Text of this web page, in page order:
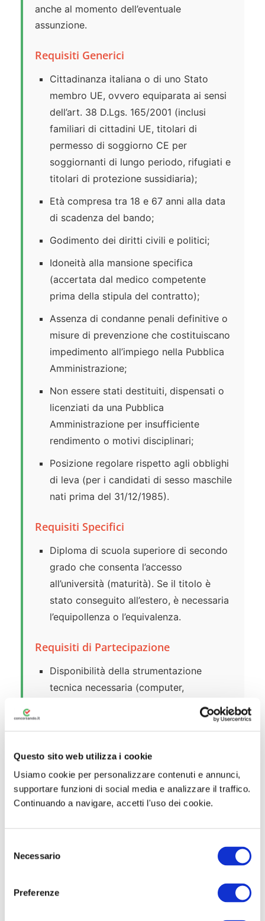
Questo sito web utilizza i cookie
Usiamo cookie per personalizzare contenuti e annunci,
supportare funzioni di social media e analizzare il traffico.
Continuando a navigare, accetti l'uso dei cookie.
Necessario
Preferenze
anche al momento dell’eventuale
assunzione.
Requisiti Generici
Cittadinanza italiana o di uno Stato
membro UE, ovvero equiparata ai sensi
dell’art. 38 D.Lgs. 165/2001 (inclusi
familiari di cittadini UE, titolari di
permesso di soggiorno CE per
soggiornanti di lungo periodo, rifugiati e
titolari di protezione sussidiaria);
Età compresa tra 18 e 67 anni alla data
di scadenza del bando;
Godimento dei diritti civili e politici;
Idoneità alla mansione specifica
(accertata dal medico competente
prima della stipula del contratto);
Assenza di condanne penali definitive o
misure di prevenzione che costituiscano
impedimento all’impiego nella Pubblica
Amministrazione;
Non essere stati destituiti, dispensati o
licenziati da una Pubblica
Amministrazione per insufficiente
rendimento o motivi disciplinari;
Posizione regolare rispetto agli obblighi
di leva (per i candidati di sesso maschile
nati prima del 31/12/1985).
Requisiti Specifici
Diploma di scuola superiore di secondo
grado che consenta l’accesso
all’università (maturità). Se il titolo è
stato conseguito all’estero, è necessaria
l’equipollenza o l’equivalenza.
Requisiti di Partecipazione
Disponibilità della strumentazione
tecnica necessaria (computer,
connessione stabile) nel caso di prova
scritta in modalità telematica da remoto;
10,00tramite PagoPA, con ricevuta
obbligatoriamente allegata alla
domanda.
espressamente dichiarate nella
mancata dichiarazione esonera l’ente